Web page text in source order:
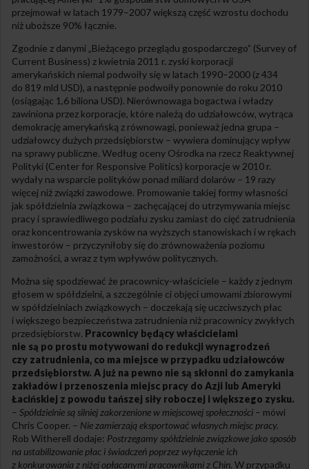
przejmował w latach 1979–2007 większą część wzrostu dochodu
niż uboższe 90% łącznie.
Zgodnie z danymi „Bieżącego przeglądu gospodarczego” (Survey of
Current Business) z kwietnia 2011 r. zyski korporacji
amerykańskich niemal podwoiły się w latach 1990–2000 (z 434
do 819 mld USD), a następnie podwoiły ponownie do roku 2010
(osiągając 1,6 biliona USD). Nierównowaga bogactwa i władzy
zawiniona przez korporacje, które należą do udziałowców, wytrąca
demokrację amerykańską z równowagi, ponieważ jedna grupa –
udziałowcy dużych przedsiębiorstw – wywiera dominujący wpływ
na sprawy publiczne. Według oceny Ośrodka na rzecz Reaktywnej
Polityki (Center for Responsive Politics) korporacje w 2010 r.
wydały na wsparcie polityków ponad miliard dolarów – 19 razy
więcej niż związki zawodowe. Promowanie takiej formy własności
jak spółdzielnia związkowa – zachęcającej do utrzymywania miejsc
pracy i sprawiedliwego podziału zysku zamiast do cięć zatrudnienia
oraz koncentrowania zysków na wyższych stanowiskach i w rękach
inwestorów – przyczyniłoby się do zrównoważenia poziomu
zamożności, a wraz z tym wpływów politycznych.
Można się spodziewać że pracownicy-właściciele – każdy z jednym
głosem w spółdzielni, a szczególnie ci objęci umowami zbiorowymi
w spółdzielniach związkowych – doczekają się uczciwszych płac
i większego bezpieczeństwa zatrudnienia niż pracownicy zwykłych
przedsiębiorstw. Pracownicy będący właścicielami
nie są po prostu motywowani do redukcji wynagrodzeń
czy zatrudnienia, co ma miejsce w przypadku udziałowców
przedsiębiorstw. A już na pewno nie są skłonni do zamykania
zakładów i przenoszenia miejsc pracy do Azji lub Ameryki
Łacińskiej z powodu tańszej siły roboczej i większego zysku.
– Spółdzielnie są silniej zakorzenione w miejscowej społeczności – mówi
Chris Cooper. – Nie zamierzają eksportować własnych miejsc pracy.
Rob Witherell dodaje: Postrzegamy spółdzielnie związkowe jako sposób
na ustabilizowanie płac i świadczeń poprzez wyłączenie ich
z konkurowania z niżej opłacanymi pracownikami z Chin. W przypadku